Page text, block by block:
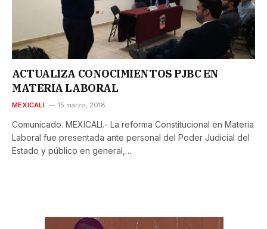
ACTUALIZA CONOCIMIENTOS PJBC EN
MATERIA LABORAL
MEXICALI 15 marzo, 2018
Comunicado. MEXICALI.- La reforma Constitucional en Materia
Laboral fue presentada ante personal del Poder Judicial del
Estado y público en general,…